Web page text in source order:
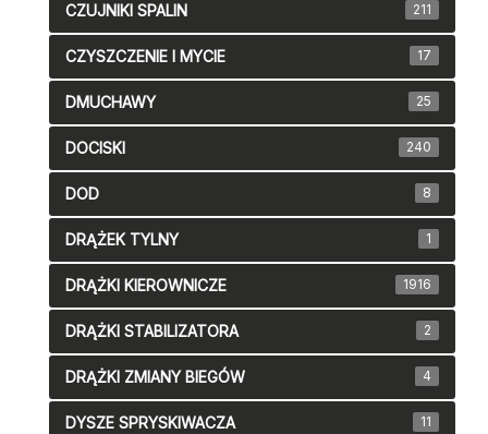
CZUJNIKI SPALIN 211
CZYSZCZENIE I MYCIE 17
DMUCHAWY 25
DOCISKI 240
DOD 8
DRĄŻEK TYLNY 1
DRĄŻKI KIEROWNICZE 1916
DRĄŻKI STABILIZATORA 2
DRĄŻKI ZMIANY BIEGÓW 4
DYSZE SPRYSKIWACZA 11